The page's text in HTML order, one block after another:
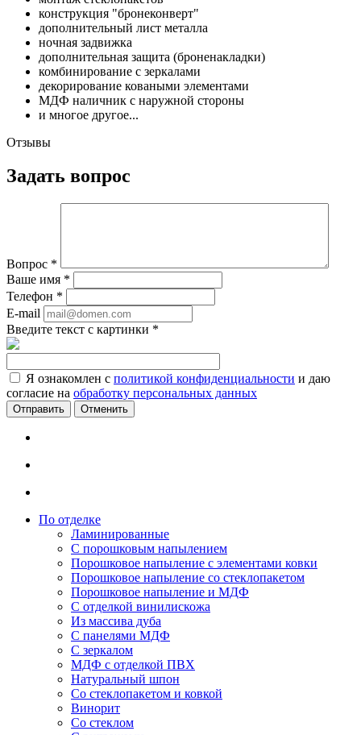
конструкция "бронеконверт"
дополнительный лист металла
ночная задвижка
дополнительная защита (броненакладки)
комбинирование с зеркалами
декорирование коваными элементами
МДФ наличник с наружной стороны
и многое другое...
Отзывы
Задать вопрос
Вопрос *
Ваше имя *
Телефон *
E-mail
Введите текст с картинки *
Я ознакомлен с политикой конфиденциальности и даю
согласие на обработку персональных данных
Отменить
По отделке
Ламинированные
С порошковым напылением
Порошковое напыление с элементами ковки
Порошковое напыление со стеклопакетом
Порошковое напыление и МДФ
С отделкой винилискожа
Из массива дуба
С панелями МДФ
С зеркалом
МДФ с отделкой ПВХ
Натуральный шпон
Со стеклопакетом и ковкой
Винорит
Со стеклом